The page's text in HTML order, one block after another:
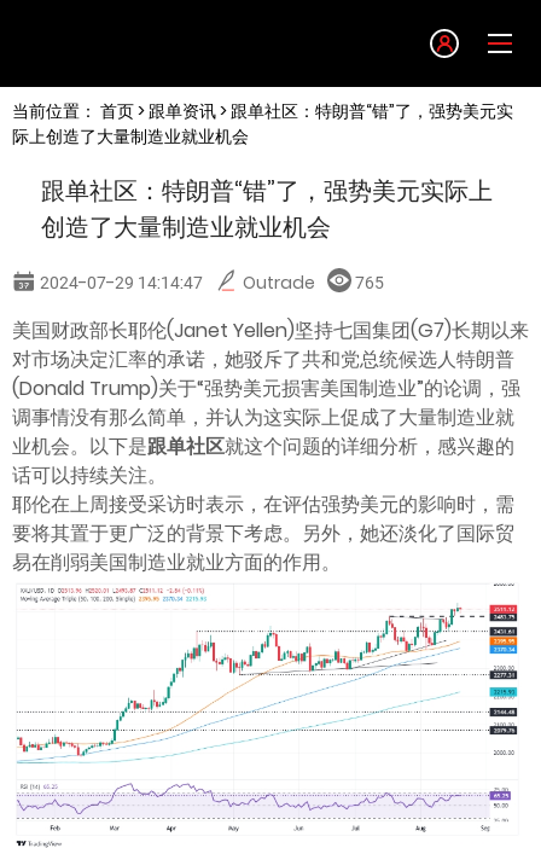
English
简体中文
한글
日本語
Tiếng việt
ไทย
当前位置： 首页> 跟单资讯> 跟单社区：特朗普“错”了，强势美元实
际上创造了大量制造业就业机会
跟单社区：特朗普“错”了，强势美元实际上
创造了大量制造业就业机会
2024-07-29 14:14:47 Outrade 765
美国财政部长耶伦(Janet Yellen)坚持七国集团(G7)长期以来
对市场决定汇率的承诺，她驳斥了共和党总统候选人特朗普
(Donald Trump)关于“强势美元损害美国制造业”的论调，强
调事情没有那么简单，并认为这实际上促成了大量制造业就
业机会。以下是跟单社区就这个问题的详细分析，感兴趣的
话可以持续关注。
耶伦在上周接受采访时表示，在评估强势美元的影响时，需
要将其置于更广泛的背景下考虑。另外，她还淡化了国际贸
易在削弱美国制造业就业方面的作用。